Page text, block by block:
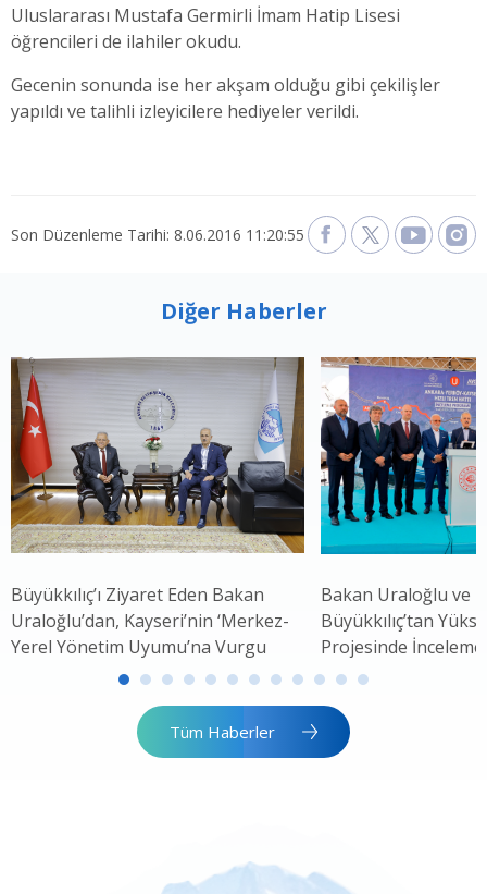
Uluslararası Mustafa Germirli İmam Hatip Lisesi
öğrencileri de ilahiler okudu.
Gecenin sonunda ise her akşam olduğu gibi çekilişler
yapıldı ve talihli izleyicilere hediyeler verildi.
Son Düzenleme Tarihi: 8.06.2016 11:20:55
Diğer Haberler
Büyükkılıç’ı Ziyaret Eden Bakan
Uraloğlu’dan, Kayseri’nin ‘Merkez-
Yerel Yönetim Uyumu’na Vurgu
Bakan Uraloğlu ve
Büyükkılıç’tan
Projesinde İnceleme
Tüm Haberler